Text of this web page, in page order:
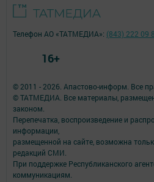
© 2011 - 2026. Апастово-информ. Все
© ТАТМЕДИА. Все материалы,
законом.
Перепечатка, воспроизведение и
информации,
размещенной на сайте, возможна
редакций СМИ.
При поддержке Республиканского
коммуникациям.
Телефон АО «ТАТМЕДИА»: (843) 222 09
16+